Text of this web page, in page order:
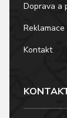
Doprava a
Kontakt